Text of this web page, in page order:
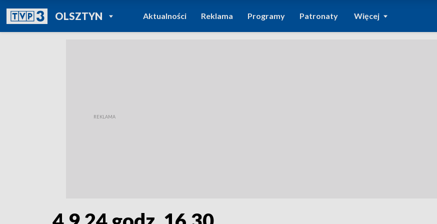
OLSZTYNPOWRÓT DO
TVP REGIONY
Aktualności Reklama Programy Patronaty Więcej